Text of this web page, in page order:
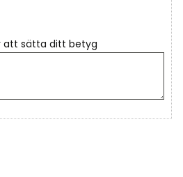
att sätta ditt betyg